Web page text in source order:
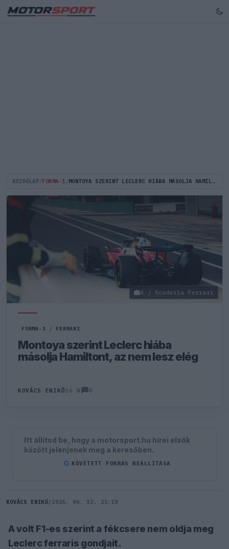
KEZDŐLAP FORMA-1 MONTOYA SZERINT LECLERC HIÁBA MÁSOLJA HAMILTONT, AZ NEM LESZ ELÉG
X / Scuderia Ferrari
FORMA-1 / FERRARI
Montoya szerint Leclerc hiába
másolja Hamiltont, az nem lesz elég
KOVÁCS ENIKŐ56 N 0
Itt állítsd be, hogy a motorsport.hu hírei elsők
között jelenjenek meg a keresőben.
G KÖVETETT FORRÁS BEÁLLÍTÁSA
KOVÁCS ENIKŐ/ 2026. 06. 12. 21:18
A volt F1-es szerint a fékcsere nem oldja meg
Leclerc ferraris gondjait.